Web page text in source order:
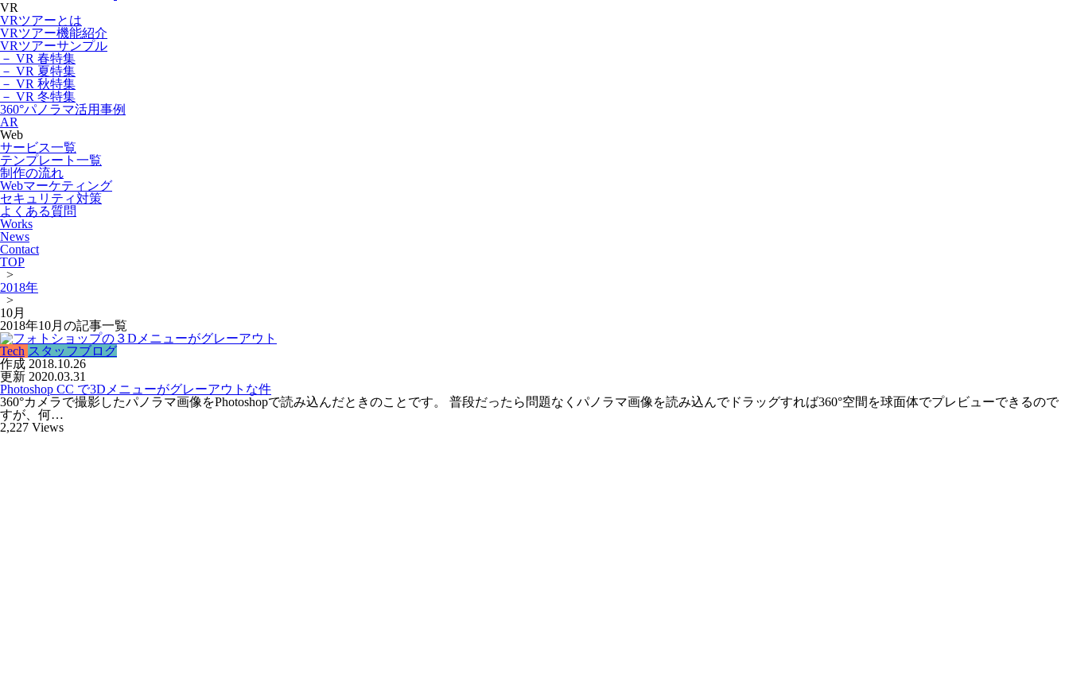
VR
VRツアーとは
VRツアー機能紹介
VRツアーサンプル
－ VR 春特集
－ VR 夏特集
－ VR 秋特集
－ VR 冬特集
360°パノラマ活用事例
AR
Web
サービス一覧
テンプレート一覧
制作の流れ
Webマーケティング
セキュリティ対策
よくある質問
Works
News
Contact
TOP
>
2018年
>
10月
2018年10月の記事一覧
Tech スタッフブログ
作成 2018.10.26
更新 2020.03.31
Photoshop CC で3Dメニューがグレーアウトな件
360°カメラで撮影したパノラマ画像をPhotoshopで読み込んだときのことです。 普段だったら問題なくパノラマ画像を読み込んでドラッグすれば360°空間を球面体でプレビューできるので
すが、何…
2,227 Views